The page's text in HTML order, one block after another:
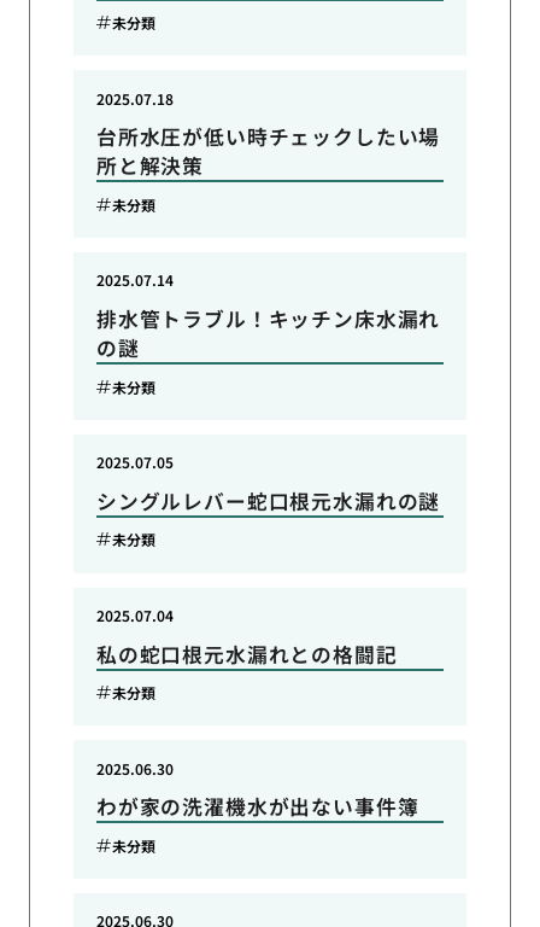
未分類
台所水圧が低い時チェックしたい場
所と解決策
2025.07.18
未分類
排水管トラブル！キッチン床水漏れ
の謎
2025.07.14
未分類
シングルレバー蛇口根元水漏れの謎
2025.07.05
未分類
私の蛇口根元水漏れとの格闘記
2025.07.04
未分類
わが家の洗濯機水が出ない事件簿
2025.06.30
未分類
2025.06.30